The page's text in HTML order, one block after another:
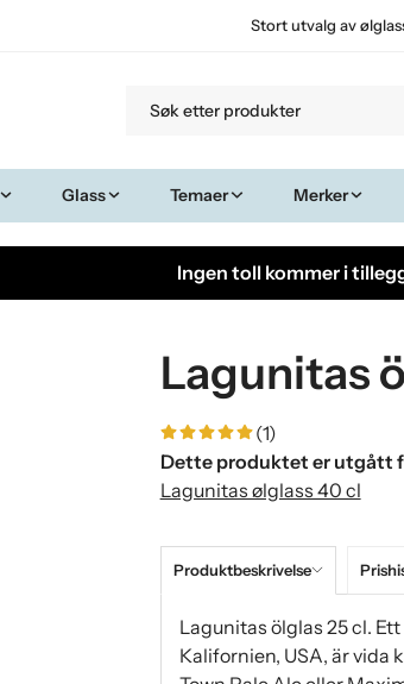
Stort utvalg av
Glass Temaer Merker
Ingen toll kommer i
Lagunitas
(1)
Dette produktet er utgått
Lagunitas ølglass 40 cl
Produktbeskrivelse
Lagunitas ölglas 25 cl.
Kalifornien, USA, är vida